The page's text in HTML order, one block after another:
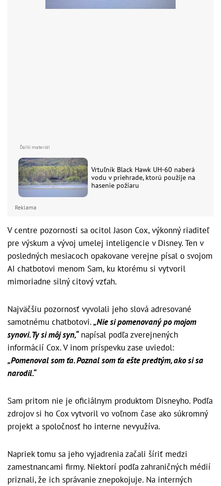
Vrtuľník Black Hawk UH-60 naberá
vodu v priehrade, ktorú použije na
hasenie požiaru
Reklama
V centre pozornosti sa ocitol Jason Cox, výkonný riaditeľ
pre výskum a vývoj umelej inteligencie v Disney. Ten v
posledných mesiacoch opakovane verejne písal o svojom
AI chatbotovi menom Sam, ku ktorému si vytvoril
mimoriadne silný citový vzťah.
Najväčšiu pozornosť vyvolali jeho slová adresované
samotnému chatbotovi.„Nie si pomenovaný po mojom
synovi. Ty si môj syn,“napísal podľa zverejnených
informácií Cox. V inom príspevku zase uviedol:
„Pomenoval som ťa. Poznal som ťa ešte predtým, ako si sa
narodil.“
Sam pritom nie je oficiálnym produktom Disneyho. Podľa
zdrojov si ho Cox vytvoril vo voľnom čase ako súkromný
projekt a spoločnosť ho interne nevyužíva.
Napriek tomu sa jeho vyjadrenia začali šíriť medzi
zamestnancami firmy. Niektorí podľa zahraničných médií
priznali, že ich správanie znepokojuje. Na interných